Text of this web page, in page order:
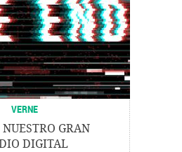
VERNE
GRAN
DIGITAL